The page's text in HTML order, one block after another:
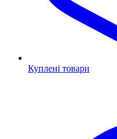
Куплені товари